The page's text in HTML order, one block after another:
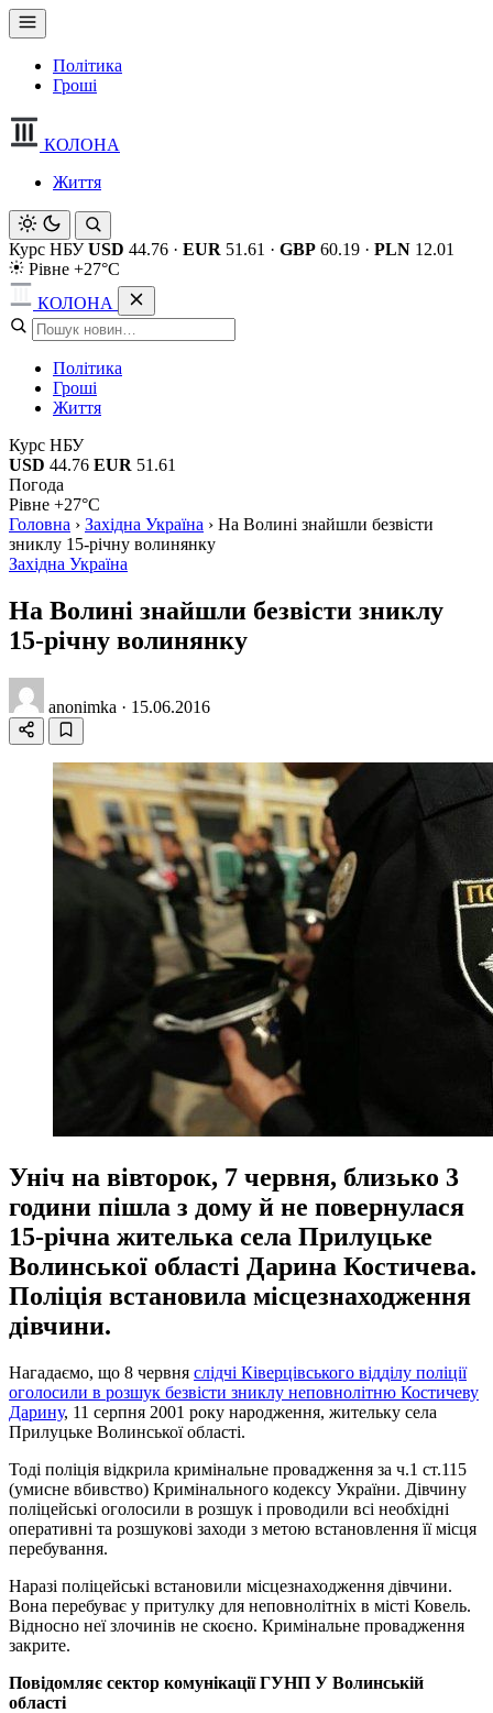
Політика
Гроші
КОЛОНА
Життя
Курс НБУ USD 44.76 · EUR 51.61 · GBP 60.19 · PLN 12.01
Рівне +27°C
КОЛОНА
Політика
Гроші
Життя
Курс НБУ
USD 44.76 EUR 51.61
Погода
Рівне +27°C
Головна › Західна Україна › На Волині знайшли безвісти
зниклу 15-річну волинянку
Західна Україна
На Волині знайшли безвісти зниклу
15-річну волинянку
anonimka · 15.06.2016
Уніч на вівторок, 7 червня, близько 3
години пішла з дому й не повернулася
15-річна жителька села Прилуцьке
Волинської області Дарина Костичева.
Поліція встановила місцезнаходження
дівчини.
Нагадаємо, що 8 червня слідчі Ківерцівського відділу поліції
оголосили в розшук безвісти зниклу неповнолітню Костичеву
Дарину, 11 серпня 2001 року народження, жительку села
Прилуцьке Волинської області.
Тоді поліція відкрила кримінальне провадження за ч.1 ст.115
(умисне вбивство) Кримінального кодексу України. Дівчину
поліцейські оголосили в розшук і проводили всі необхідні
оперативні та розшукові заходи з метою встановлення її місця
перебування.
Наразі поліцейські встановили місцезнаходження дівчини.
Вона перебуває у притулку для неповнолітніх в місті Ковель.
Відносно неї злочинів не скоєно. Кримінальне провадження
закрите.
Повідомляє сектор комунікації ГУНП У Волинській
області